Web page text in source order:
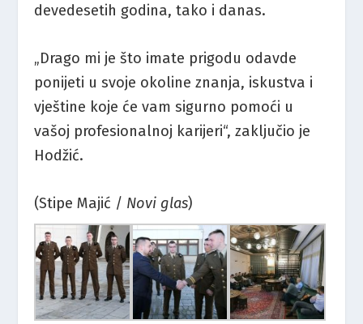
devedesetih godina, tako i danas.
„Drago mi je što imate prigodu odavde
ponijeti u svoje okoline znanja, iskustva i
vještine koje će vam sigurno pomoći u
vašoj profesionalnoj karijeri“, zaključio je
Hodžić.
(Stipe Majić / Novi glas)